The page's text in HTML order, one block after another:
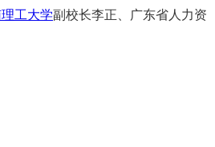
工大学副校长李正、广东省人力资